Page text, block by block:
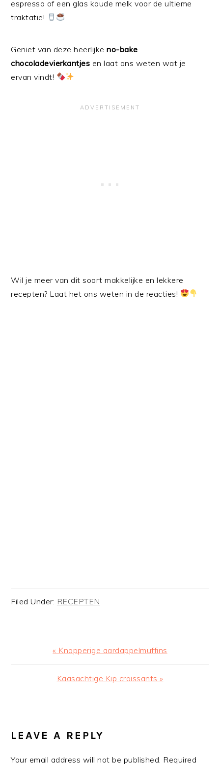
espresso of een glas koude melk voor de ultieme
traktatie!
Geniet van deze heerlijkeno-bake
chocoladevierkantjes en laat ons weten wat je
ervan vindt!
Wil je meer van dit soort makkelijke en lekkere
recepten? Laat het ons weten in de reacties!
Filed Under: RECEPTEN
Previous
Post:
« Knapperige aardappelmuffins
Next
Kaasachtige Kip croissants »
INTERACTIONS
LEAVE A REPLY
Your email address will not be published. Required